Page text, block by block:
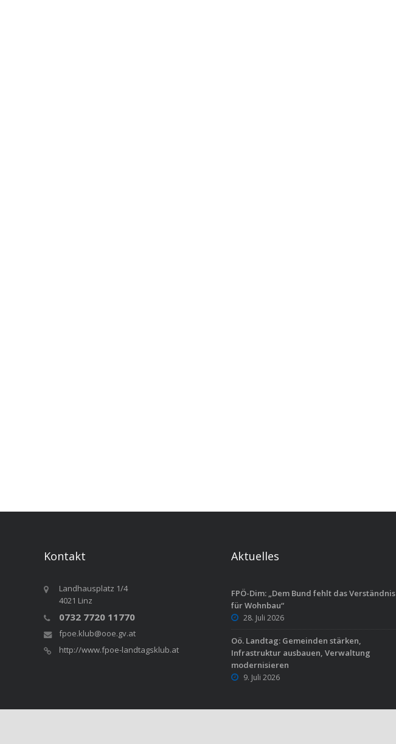
Kontakt
Landhausplatz 1/4
4021 Linz
0732 7720 11770
fpoe.klub@ooe.gv.at
http://www.fpoe-landtagsklub.at
Aktuelles
FPÖ-Dim: „Dem Bund fehlt das Verständnis
für Wohnbau“
28. Juli 2026
Oö. Landtag: Gemeinden stärken,
Infrastruktur ausbauen, Verwaltung
modernisieren
9. Juli 2026